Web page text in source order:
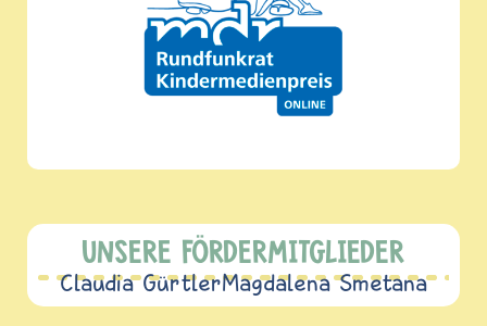
UNSERE FÖRDERMITGLIEDER
Claudia GürtlerMagdalena Smetana